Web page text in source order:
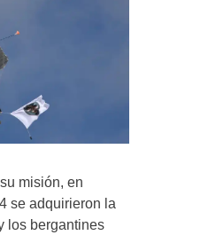
misión, en
se adquirieron la
los bergantines